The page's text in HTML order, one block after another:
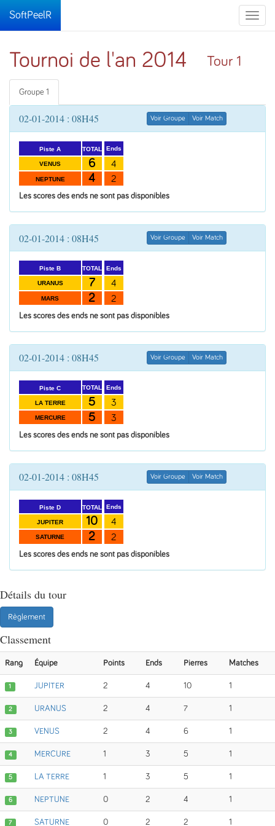
Toggle
SoftPeelR
Tournoi de l'an 2014 Tour 1
Groupe 1
02-01-2014 : 08H45 Voir Groupe Voir Match
Piste A
VENUS
NEPTUNE
TOTAL
6
4
Ends
4
2
Les scores des ends ne sont pas disponibles
02-01-2014 : 08H45 Voir Groupe Voir Match
Piste B
URANUS
MARS
TOTAL
7
2
Ends
4
2
Les scores des ends ne sont pas disponibles
02-01-2014 : 08H45 Voir Groupe Voir Match
Piste C
LA TERRE
MERCURE
TOTAL
5
5
Ends
3
3
Les scores des ends ne sont pas disponibles
02-01-2014 : 08H45 Voir Groupe Voir Match
Piste D
JUPITER
SATURNE
TOTAL
10
2
Ends
4
2
Les scores des ends ne sont pas disponibles
Détails du tour
Règlement
Classement
Rang Équipe Points Ends Pierres Matches
1 JUPITER 2 4 10 1
2 URANUS 2 4 7 1
3 VENUS 2 4 6 1
4 MERCURE 1 3 5 1
5 LA TERRE 1 3 5 1
6 NEPTUNE 0 2 4 1
7 SATURNE 0 2 2 1